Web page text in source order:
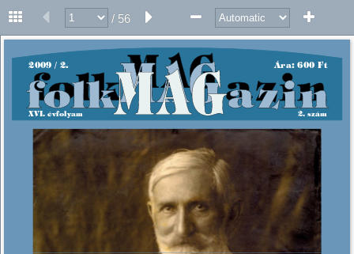
/ 56
2. szám
2009 / 2. Ára: 600 Ft
XVI. évfolyam